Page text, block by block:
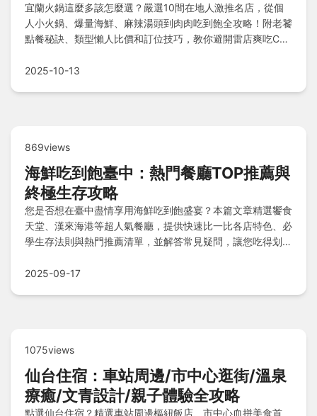
宜蘭火鍋這麼多該怎麼選？嚴選10間在地人激推名店，從個
人小火鍋、爆量海鮮、麻辣湯頭到肉肉吃到飽全攻略！附老饕
點餐秘訣、類型懶人比價和訂位技巧，教你避開雷店爽吃CP
火鍋胃！
2025-10-13
869views
海鮮吃到飽臺中：熱門餐廳TOP推薦與
終極生存攻略
您是否想在臺中盡情享用海鮮吃到飽盛宴？本篇文章精選饗食
天堂、漢來海港等超人氣餐廳，提供快速比一比各店特色、必
學生存法則與熱門推薦清單，並解答常見疑問，讓您吃得划算
2025-09-17
1075views
仙台住宿：車站周邊/市中心逛街/溫泉
療癒/文青設計/親子體驗全攻略
點選仙台住宿？精選車站周邊樞紐飯店、市中心血拼美食首